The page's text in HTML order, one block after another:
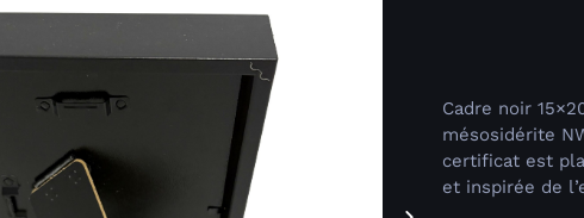
Cadre noir
mésosidérite
certificat est
et inspirée de